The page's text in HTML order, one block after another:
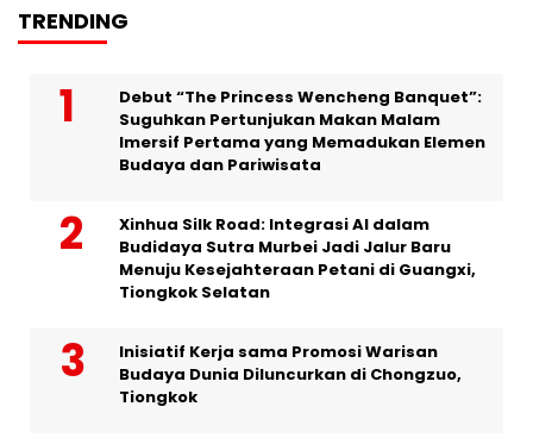
TRENDING
Debut “The Princess Wencheng Banquet”:
Suguhkan Pertunjukan Makan Malam
Imersif Pertama yang Memadukan Elemen
Budaya dan Pariwisata
Xinhua Silk Road: Integrasi AI dalam
Budidaya Sutra Murbei Jadi Jalur Baru
Menuju Kesejahteraan Petani di Guangxi,
Tiongkok Selatan
Inisiatif Kerja sama Promosi Warisan
Budaya Dunia Diluncurkan di Chongzuo,
Tiongkok